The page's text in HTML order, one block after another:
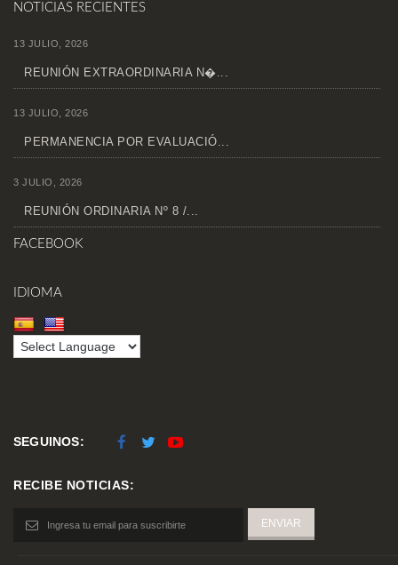
NOTICIAS RECIENTES
13 JULIO, 2026
REUNIÓN EXTRAORDINARIA N�...
13 JULIO, 2026
PERMANENCIA POR EVALUACIÓ...
3 JULIO, 2026
REUNIÓN ORDINARIA Nº 8 /...
FACEBOOK
IDIOMA
SEGUINOS:
RECIBE NOTICIAS: